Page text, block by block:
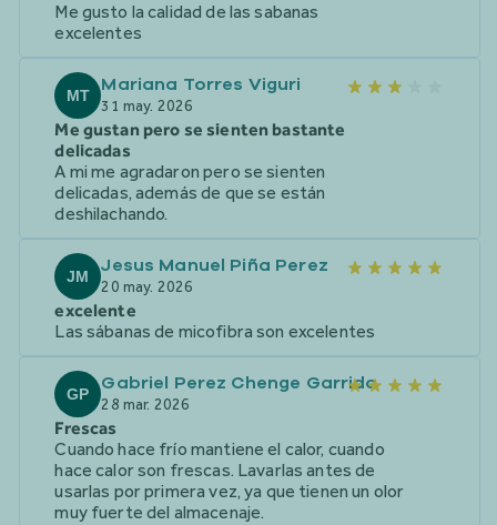
Me gusto la calidad de las sabanas
excelentes
MT Mariana Torres Viguri
31 may. 2026
Me gustan pero se sienten bastante
delicadas
A mi me agradaron pero se sienten
delicadas, además de que se están
deshilachando.
JM Jesus Manuel Piña Perez
20 may. 2026
excelente
Las sábanas de micofibra son excelentes
GP Gabriel Perez Chenge Garrido
28 mar. 2026
Frescas
Cuando hace frío mantiene el calor, cuando
hace calor son frescas. Lavarlas antes de
usarlas por primera vez, ya que tienen un olor
muy fuerte del almacenaje.